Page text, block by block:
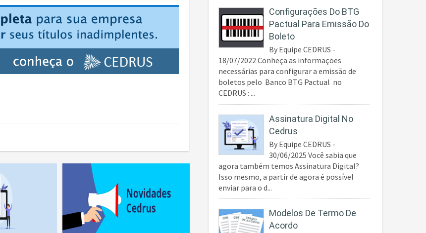
Configurações Do BTG
Pactual Para Emissão Do
Boleto
By Equipe CEDRUS -
18/07/2022 Conheça as informações
necessárias para configurar a emissão de
boletos pelo Banco BTG Pactual no
CEDRUS : ...
Assinatura Digital No
Cedrus
By Equipe CEDRUS -
30/06/2025 Você sabia que
agora também temos Assinatura Digital?
Isso mesmo, a partir de agora é possível
enviar para o d...
Modelos De Termo De
Acordo